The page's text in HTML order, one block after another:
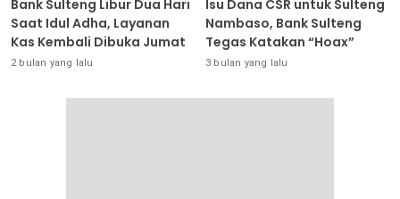
Bank Sulteng Libur Dua Hari
Saat Idul Adha, Layanan
Kas Kembali Dibuka Jumat
2 bulan yang lalu
Isu Dana CSR untuk Sulteng
Nambaso, Bank Sulteng
Tegas Katakan “Hoax”
3 bulan yang lalu